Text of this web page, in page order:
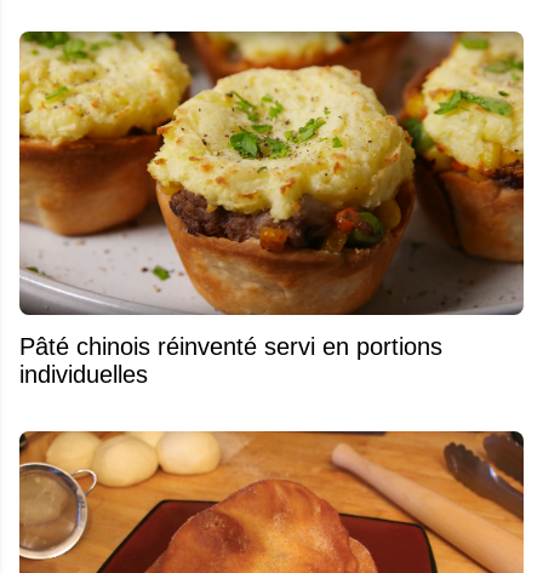
Pâté chinois réinventé servi en portions
individuelles